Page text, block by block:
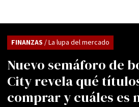
Nuevo semáforo de
City revela qué
comprar y cuáles es
FINANZAS / La lupa del mercado